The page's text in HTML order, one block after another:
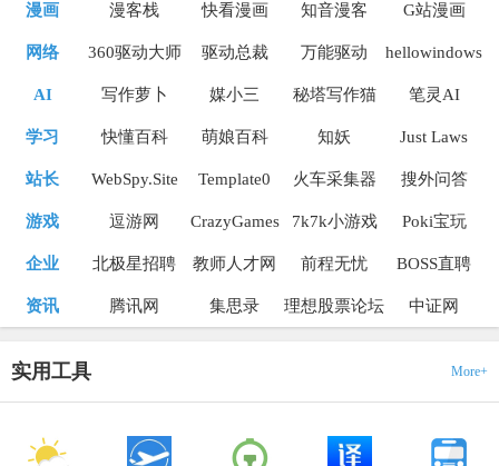
漫画 漫客栈 快看漫画 知音漫客 G站漫画
网络 360驱动大师 驱动总裁 万能驱动 hellowindows
AI 写作萝卜 媒小三 秘塔写作猫 笔灵AI
学习 快懂百科 萌娘百科 知妖 Just Laws
站长 WebSpy.Site Template0 火车采集器 搜外问答
游戏 逗游网 CrazyGames 7k7k小游戏 Poki宝玩
企业 北极星招聘 教师人才网 前程无忧 BOSS直聘
资讯 腾讯网 集思录 理想股票论坛 中证网
实用工具 More+